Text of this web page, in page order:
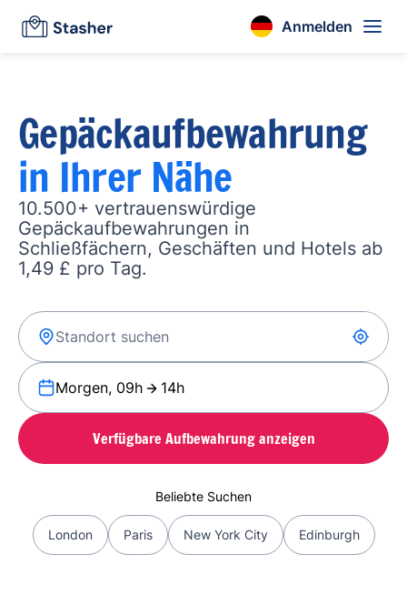
Anmelden
Gepäckaufbewahrung
in Ihrer Nähe
10.500+ vertrauenswürdige
Gepäckaufbewahrungen in
Schließfächern, Geschäften und Hotels ab
1,49 £ pro Tag.
Morgen, 09h 14h
Verfügbare Aufbewahrung anzeigen
Beliebte Suchen
London Paris New York City Edinburgh